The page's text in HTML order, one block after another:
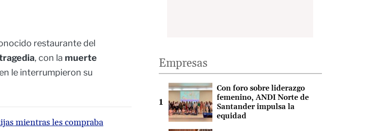
restaurante del
, con la muerte
le interrumpieron su
mientras les compraba
Empresas
Con foro sobre liderazgo
femenino, ANDI Norte de
Santander impulsa la
equidad